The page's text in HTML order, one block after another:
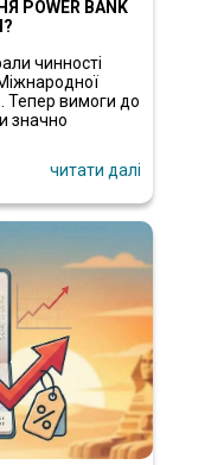
POWER BANK
чинності
Тепер вимоги до
значно
читати далі